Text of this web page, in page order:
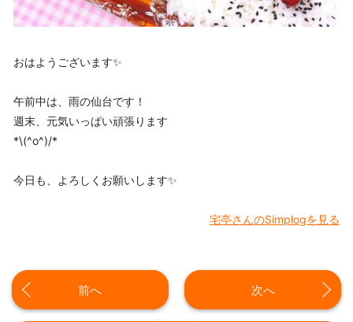
おはようございます✨
午前中は、雨の仙台です！
週末、元気いっぱい頑張ります
*\(^o^)/*
今日も、よろしくお願いします✨
宅亭さんのSimplogを見る
前へ 次へ